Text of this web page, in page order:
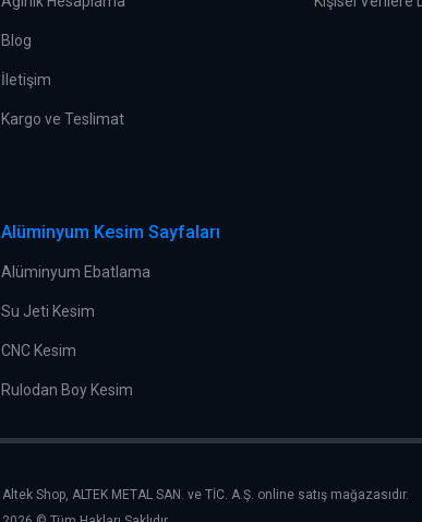
Blog
İletişim
Kargo ve Teslimat
Alüminyum Kesim Sayfaları
Alüminyum Ebatlama
Su Jeti Kesim
CNC Kesim
Rulodan Boy Kesim
Altek Shop, ALTEK METAL SAN. ve TİC. A.Ş. online satış mağazasıdır.